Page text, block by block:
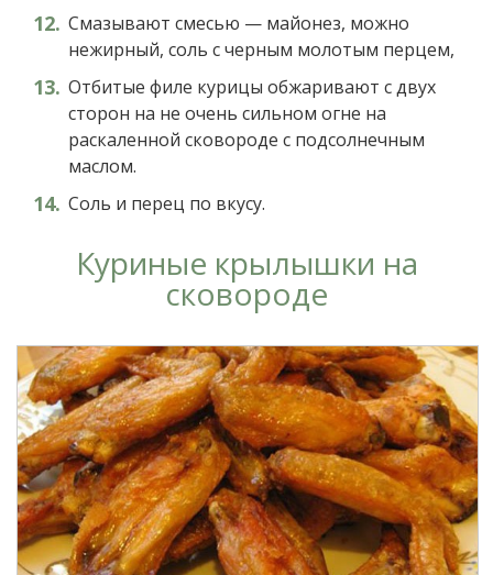
Смазывают смесью — майонез, можно
нежирный, соль с черным молотым перцем,
Отбитые филе курицы обжаривают с двух
сторон на не очень сильном огне на
раскаленной сковороде с подсолнечным
маслом.
Соль и перец по вкусу.
Куриные крылышки на
сковороде